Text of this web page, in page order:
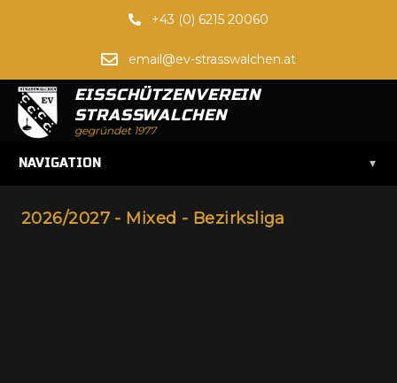
+43 (0) 6215 20060
email@ev-strasswalchen.at
EISSCHÜTZENVEREIN
STRASSWALCHEN
gegründet 1977
NAVIGATION ▾
2026/2027 - Mixed - Bezirksliga